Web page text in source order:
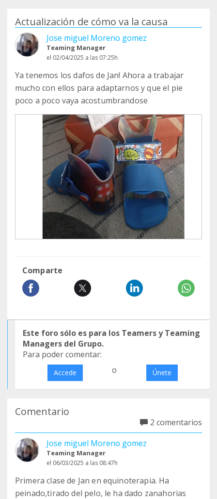
Actualización de cómo va la causa
Jose miguel Moreno gomez
Teaming Manager
el 02/04/2025 a las 07:25h
Ya tenemos los dafos de Jan! Ahora a trabajar
mucho con ellos para adaptarnos y que el pie
poco a poco vaya acostumbrandose
Comparte
Este foro sólo es para los Teamers y Teaming
Managers del Grupo.
Para poder comentar:
Accede o Únete
Comentario
2 comentarios
Jose miguel Moreno gomez
Teaming Manager
el 06/03/2025 a las 08:47h
Primera clase de Jan en equinoterapia. Ha
peinado,tirado del pelo, le ha dado zanahorias